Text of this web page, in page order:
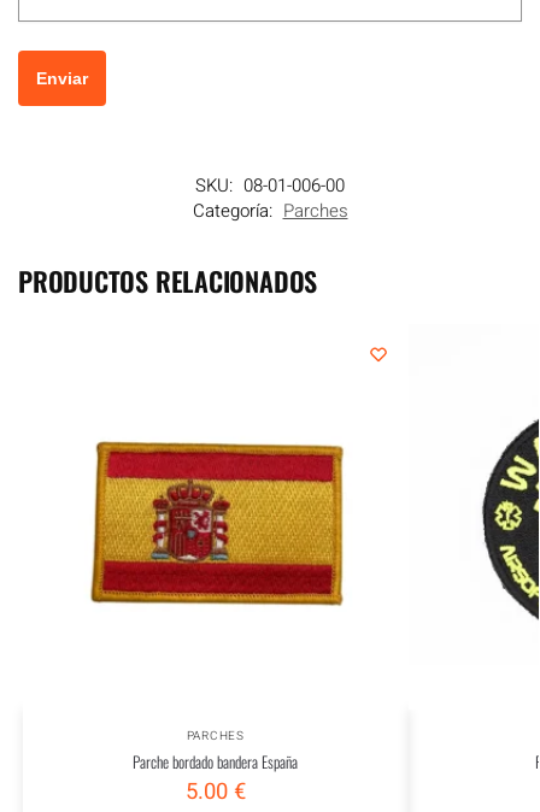
SKU: 08-01-006-00
Categoría: Parches
PRODUCTOS RELACIONADOS
PARCHES
Parche bordado bandera España
5.00€